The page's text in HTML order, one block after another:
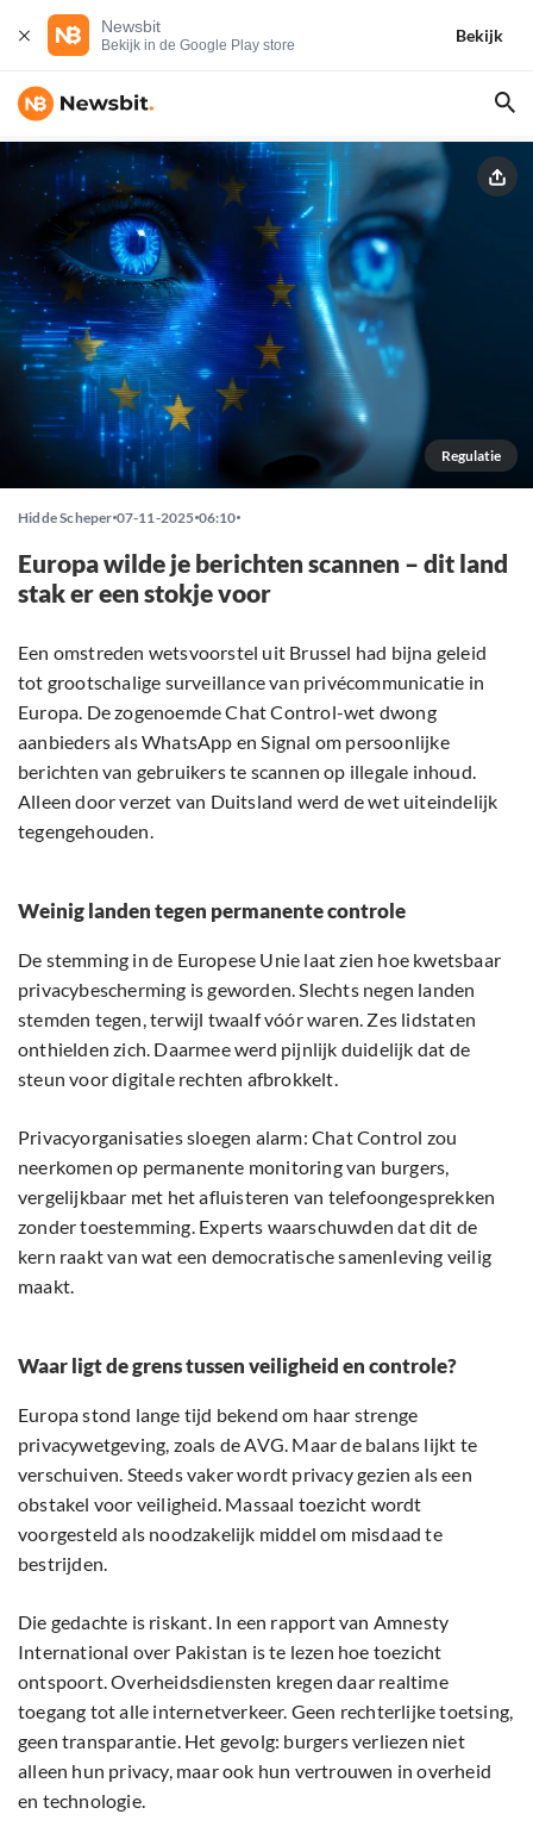
Newsbit
Bekijk in de Google Play store
Bekijk
Regulatie
Hidde Scheper 07-11-2025 06:10
Europa wilde je berichten scannen – dit land
stak er een stokje voor
Een omstreden wetsvoorstel uit Brussel had bijna geleid
tot grootschalige surveillance van privécommunicatie in
Europa. De zogenoemde Chat Control-wet dwong
aanbieders als WhatsApp en Signal om persoonlijke
berichten van gebruikers te scannen op illegale inhoud.
Alleen door verzet van Duitsland werd de wet uiteindelijk
tegengehouden.
Weinig landen tegen permanente controle
De stemming in de Europese Unie laat zien hoe kwetsbaar
privacybescherming is geworden. Slechts negen landen
stemden tegen, terwijl twaalf vóór waren. Zes lidstaten
onthielden zich. Daarmee werd pijnlijk duidelijk dat de
steun voor digitale rechten afbrokkelt.
Privacyorganisaties sloegen alarm: Chat Control zou
neerkomen op permanente monitoring van burgers,
vergelijkbaar met het afluisteren van telefoongesprekken
zonder toestemming. Experts waarschuwden dat dit de
kern raakt van wat een democratische samenleving veilig
maakt.
Waar ligt de grens tussen veiligheid en controle?
Europa stond lange tijd bekend om haar strenge
privacywetgeving, zoals de AVG. Maar de balans lijkt te
verschuiven. Steeds vaker wordt privacy gezien als een
obstakel voor veiligheid. Massaal toezicht wordt
voorgesteld als noodzakelijk middel om misdaad te
bestrijden.
Die gedachte is riskant. In een rapport van Amnesty
International over Pakistan is te lezen hoe toezicht
ontspoort. Overheidsdiensten kregen daar realtime
toegang tot alle internetverkeer. Geen rechterlijke toetsing,
geen transparantie. Het gevolg: burgers verliezen niet
alleen hun privacy, maar ook hun vertrouwen in overheid
en technologie.